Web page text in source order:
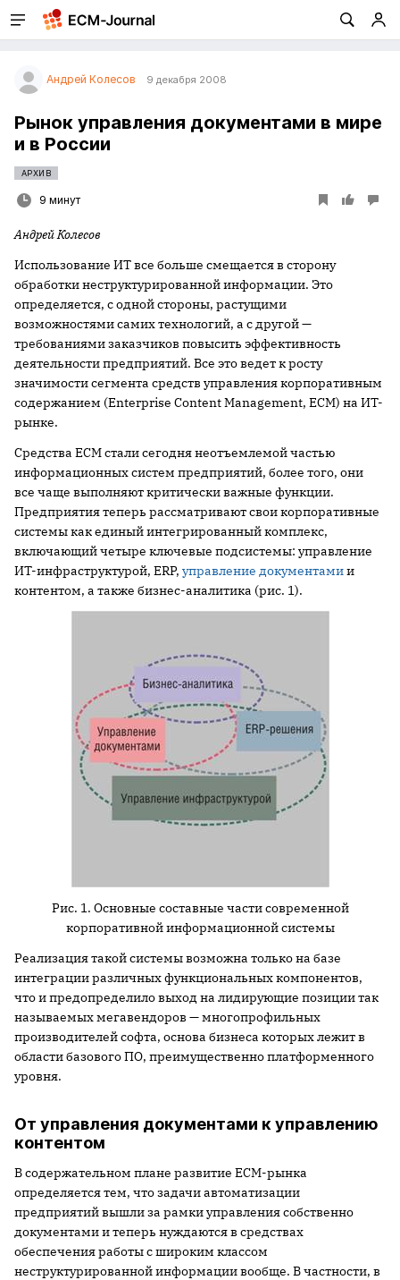
Андрей Колесов 9 декабря 2008
Рынок управления документами в мире
и в России
АРХИВ
9 минут
Андрей Колесов
Использование ИТ все больше смещается в сторону
обработки неструктурированной информации. Это
определяется, с одной стороны, растущими
возможностями самих технологий, а с другой —
требованиями заказчиков повысить эффективность
деятельности предприятий. Все это ведет к росту
значимости сегмента средств управления корпоративным
содержанием (Enterprise Content Management, ECM) на ИТ-
рынке.
Средства ECM стали сегодня неотъемлемой частью
информационных систем предприятий, более того, они
все чаще выполняют критически важные функции.
Предприятия теперь рассматривают свои корпоративные
системы как единый интегрированный комплекс,
включающий четыре ключевые подсистемы: управление
ИТ-инфраструктурой, ERP, управление документамии
контентом, а также бизнес-аналитика (рис. 1).
Рис. 1. Основные составные части современной
корпоративной информационной системы
Реализация такой системы возможна только на базе
интеграции различных функциональных компонентов,
что и предопределило выход на лидирующие позиции так
называемых мегавендоров — многопрофильных
производителей софта, основа бизнеса которых лежит в
области базового ПО, преимущественно платформенного
уровня.
От управления документами к управлению
контентом
В содержательном плане развитие ECM-рынка
определяется тем, что задачи автоматизации
предприятий вышли за рамки управления собственно
документами и теперь нуждаются в средствах
обеспечения работы с широким классом
неструктурированной информации вообще. В частности, в